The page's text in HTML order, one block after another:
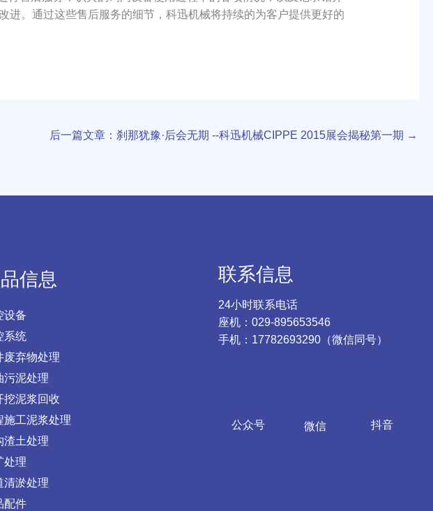
。通过这些售后服务的细节，科迅机械将持续的为客户提供更好的
后一篇文章：刹那犹豫·后会无期 --科迅机械CIPPE 2015展会揭秘第一期 →
信息
设备
系统
废弃物处理
污泥处理
挖泥浆回收
施工泥浆处理
渣土处理
处理
清淤处理
配件
联系信息
24小时联系电话
座机：029-895653546
手机：17782693290（微信同号）
公众号 微信 抖音